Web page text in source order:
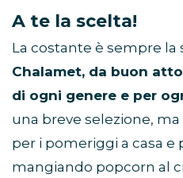
A te la scelta!
La costante è sempre la
Chalamet, da buon
di ogni genere e per
una breve selezione,
per i pomeriggi a casa e
mangiando popcorn al